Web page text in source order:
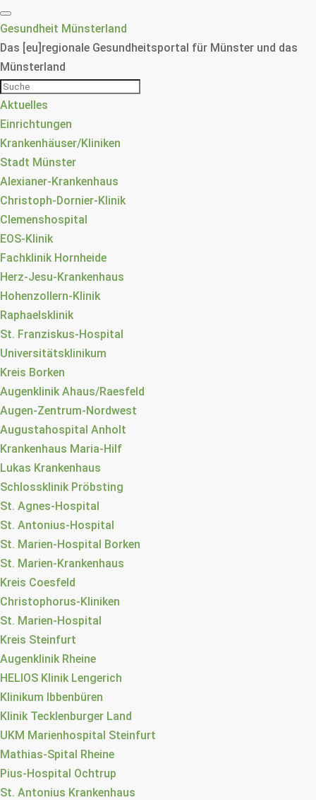
Gesundheit Münsterland
Das [eu]regionale Gesundheitsportal für Münster und das
Münsterland
Aktuelles
Einrichtungen
Krankenhäuser/Kliniken
Stadt Münster
Alexianer-Krankenhaus
Christoph-Dornier-Klinik
Clemenshospital
EOS-Klinik
Fachklinik Hornheide
Herz-Jesu-Krankenhaus
Hohenzollern-Klinik
Raphaelsklinik
St. Franziskus-Hospital
Universitätsklinikum
Kreis Borken
Augenklinik Ahaus/Raesfeld
Augen-Zentrum-Nordwest
Augustahospital Anholt
Krankenhaus Maria-Hilf
Lukas Krankenhaus
Schlossklinik Pröbsting
St. Agnes-Hospital
St. Antonius-Hospital
St. Marien-Hospital Borken
St. Marien-Krankenhaus
Kreis Coesfeld
Christophorus-Kliniken
St. Marien-Hospital
Kreis Steinfurt
Augenklinik Rheine
HELIOS Klinik Lengerich
Klinikum Ibbenbüren
Klinik Tecklenburger Land
UKM Marienhospital Steinfurt
Mathias-Spital Rheine
Pius-Hospital Ochtrup
St. Antonius Krankenhaus